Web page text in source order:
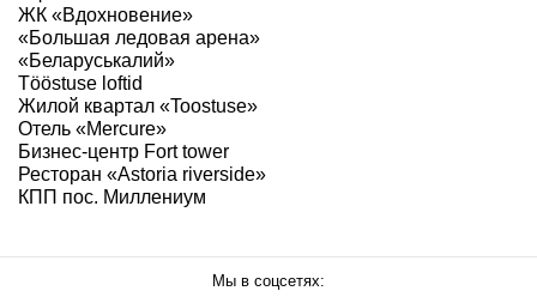
ЖК «Вдохновение»
«Большая ледовая арена»
«Беларуськалий»
Tööstuse loftid
Жилой квартал «Toostuse»
Отель «Mercure»
Бизнес-центр Fort tower
Ресторан «Astoria riverside»
КПП пос. Миллениум
Мы в соцсетях: